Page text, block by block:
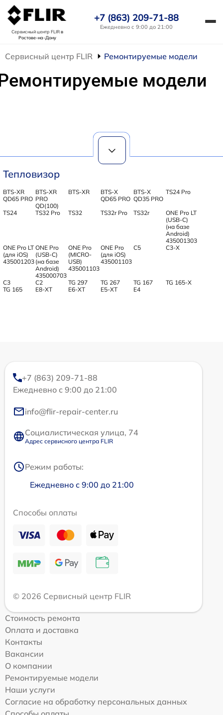
Сервисный центр FLIRв
Ростове-на-Дону
+7 (863) 209-71-88
Ежедневно с 9:00 до 21:00
Сервисный центр FLIR Ремонтируемые модели
модели
Тепловизор
BTS-XR
QD65 PRO
BTS-XR
PRO
QD(100)
BTS-XR
BTS-X
QD65 PRO
BTS-X
QD35 PRO
TS24 Pro
TS24 TS32 Pro TS32 TS32r Pro TS32r
ONE Pro LT
(USB-C)
(на базе
Android)
435001303
ONE Pro LT
(для iOS)
435001203
ONE Pro
(USB-C)
(на базе
Android)
435000703
ONE Pro
(MICRO-
USB)
435001103
ONE Pro
(для iOS)
435001103
С5 С3-Х
С3 C2 TG 297 TG 267 TG 167
TG 165-X
TG 165
E8-XT E6-XT E5-XT E4
+7 (863) 209-71-88
Ежедневно с 9:00 до 21:00
info@flir-repair-center.ru
Социалистическая улица, 74
Адрес сервисного центра FLIR
Режим работы:
Ежедневно с 9:00 до 21:00
Способы оплаты
© 2026 Сервисный центр FLIR
Стоимость ремонта
Оплата и доставка
Контакты
Вакансии
О компании
Ремонтируемые модели
Наши услуги
Согласие на обработку персональных данных